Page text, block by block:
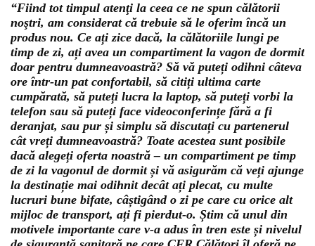
“Fiind tot timpul atenţi la ceea ce ne spun călătorii
noştri, am considerat că trebuie să le oferim încă un
produs nou. Ce ați zice dacă, la călătoriile lungi pe
timp de zi, ați avea un compartiment la vagon de dormit
doar pentru dumneavoastră? Să vă puteți odihni câteva
ore într-un pat confortabil, să citiți ultima carte
cumpărată, să puteți lucra la laptop, să puteți vorbi la
telefon sau să puteți face videoconferințe fără a fi
deranjat, sau pur și simplu să discutați cu partenerul
cât vreți dumneavoastră? Toate acestea sunt posibile
dacă alegeți oferta noastră – un compartiment pe timp
de zi la vagonul de dormit și vă asigurăm că veți ajunge
la destinație mai odihnit decât ați plecat, cu multe
lucruri bune bifate, câștigând o zi pe care cu orice alt
mijloc de transport, ați fi pierdut-o. Știm că unul din
motivele importante care v-a adus în tren este și nivelul